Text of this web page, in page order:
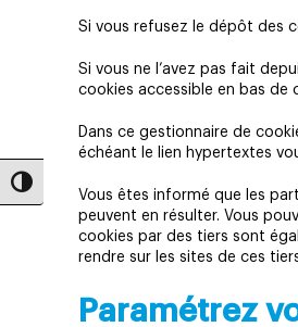
Passer en contraste élevé
Si vous refusez le dépôt des
Si vous ne l’avez pas fait
cookies accessible en bas de
Dans ce gestionnaire de
échéant le lien hypertextes
Vous êtes informé que les
peuvent en résulter. Vous
cookies par des tiers sont
rendre sur les sites de ces
Paramétrez